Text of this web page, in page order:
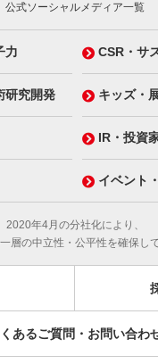
公式ソーシャルメディア一覧
力 CSR・サ
研究開発 キッズ・
IR・投資
イベント
2020年4月の分社化により、
層の中立性・公平性を確保し
あるご質問・お問い合わ